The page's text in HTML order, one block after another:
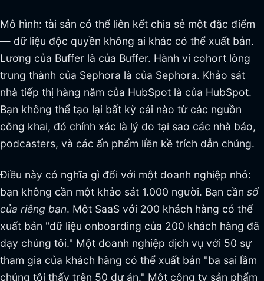
Mô hình: tài sản có thể liên kết chia sẻ một đặc điểm
— dữ liệu độc quyền không ai khác có thể xuất bản.
Lương của Buffer là của Buffer. Hành vi cohort lòng
trung thành của Sephora là của Sephora. Khảo sát
nhà tiếp thị hàng năm của HubSpot là của HubSpot.
Bạn không thể tạo lại bất kỳ cái nào từ các nguồn
công khai, đó chính xác là lý do tại sao các nhà báo,
podcasters, và các ấn phẩm liền kề trích dẫn chúng.
Điều này có nghĩa gì đối với một doanh nghiệp nhỏ:
bạn không cần một khảo sát 1.000 người. Bạn cần số
của riêng bạn. Một SaaS với 200 khách hàng có thể
xuất bản "dữ liệu onboarding của 200 khách hàng đã
dạy chúng tôi." Một doanh nghiệp dịch vụ với 50 sự
tham gia của khách hàng có thể xuất bản "ba sai lầm
chúng tôi thấy trên 50 dự án." Một công ty sản phẩm